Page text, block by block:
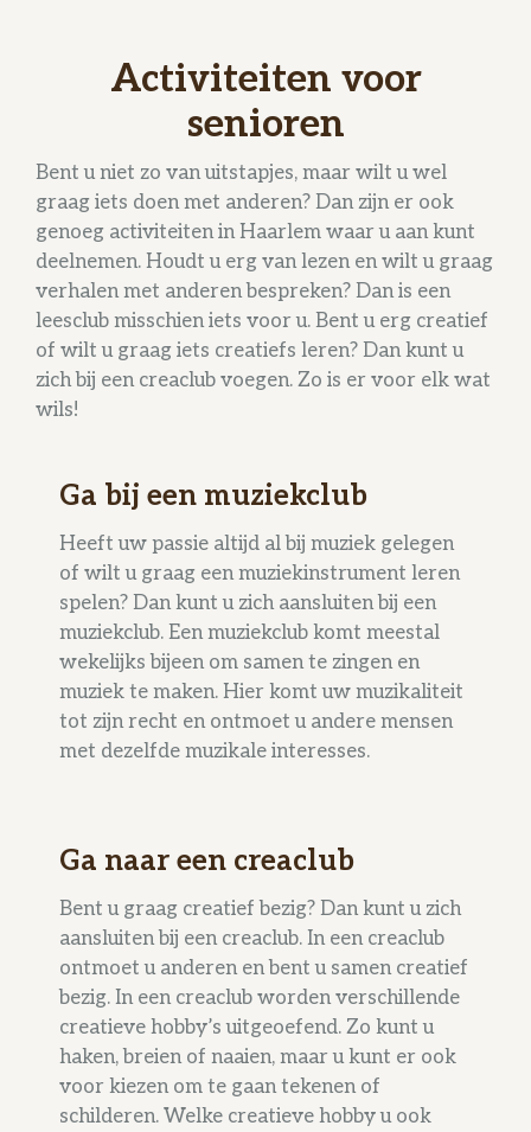
Activiteiten voor
senioren
Bent u niet zo van uitstapjes, maar wilt u wel
graag iets doen met anderen? Dan zijn er ook
genoeg activiteiten in Haarlem waar u aan kunt
deelnemen. Houdt u erg van lezen en wilt u graag
verhalen met anderen bespreken? Dan is een
leesclub misschien iets voor u. Bent u erg creatief
of wilt u graag iets creatiefs leren? Dan kunt u
zich bij een creaclub voegen. Zo is er voor elk wat
wils!
Ga bij een muziekclub
Heeft uw passie altijd al bij muziek gelegen
of wilt u graag een muziekinstrument leren
spelen? Dan kunt u zich aansluiten bij een
muziekclub. Een muziekclub komt meestal
wekelijks bijeen om samen te zingen en
muziek te maken. Hier komt uw muzikaliteit
tot zijn recht en ontmoet u andere mensen
met dezelfde muzikale interesses.
Ga naar een creaclub
Bent u graag creatief bezig? Dan kunt u zich
aansluiten bij een creaclub. In een creaclub
ontmoet u anderen en bent u samen creatief
bezig. In een creaclub worden verschillende
creatieve hobby’s uitgeoefend. Zo kunt u
haken, breien of naaien, maar u kunt er ook
voor kiezen om te gaan tekenen of
schilderen. Welke creatieve hobby u ook